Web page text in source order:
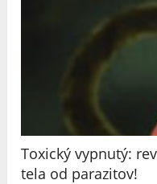
Toxický vypnutý:
tela od parazitov!